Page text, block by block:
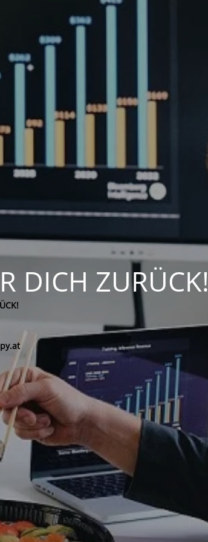
DICH ZURÜCK!